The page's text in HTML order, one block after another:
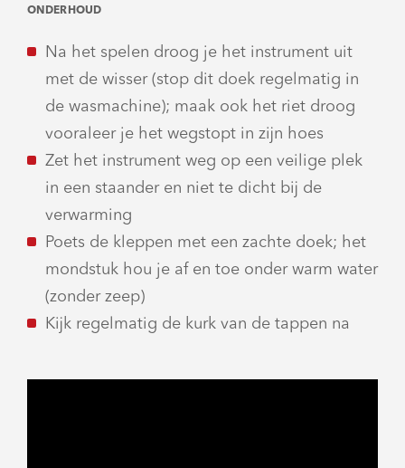
ONDERHOUD
Na het spelen droog je het instrument uit
met de wisser (stop dit doek regelmatig in
de wasmachine); maak ook het riet droog
vooraleer je het wegstopt in zijn hoes
Zet het instrument weg op een veilige plek
in een staander en niet te dicht bij de
verwarming
Poets de kleppen met een zachte doek; het
mondstuk hou je af en toe onder warm water
(zonder zeep)
Kijk regelmatig de kurk van de tappen na